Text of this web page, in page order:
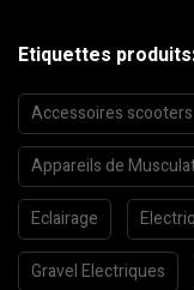
Etiquettes
Accessoires scooters
Appareils de
Eclairage
Gravel Electriques